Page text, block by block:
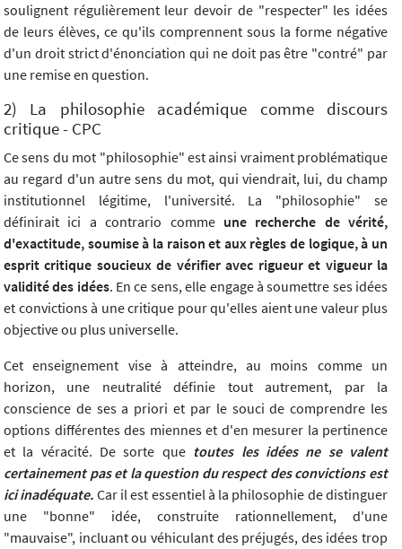
soulignent régulièrement leur devoir de "respecter" les idées
de leurs élèves, ce qu'ils comprennent sous la forme négative
d'un droit strict d'énonciation qui ne doit pas être "contré" par
une remise en question.
2) La philosophie académique comme discours
critique - CPC
Ce sens du mot "philosophie" est ainsi vraiment problématique
au regard d'un autre sens du mot, qui viendrait, lui, du champ
institutionnel légitime, l'université. La "philosophie" se
définirait ici a contrario commeune recherche de vérité,
d'exactitude, soumise à la raison et aux règles de logique, à un
esprit critique soucieux de vérifier avec rigueur et vigueur la
validité des idées. En ce sens, elle engage à soumettre ses idées
et convictions à une critique pour qu'elles aient une valeur plus
objective ou plus universelle.
Cet enseignement vise à atteindre, au moins comme un
horizon, une neutralité définie tout autrement, par la
conscience de ses a priori et par le souci de comprendre les
options différentes des miennes et d'en mesurer la pertinence
et la véracité. De sorte que toutes les idées ne se valent
certainement pas et la question du respect des convictions est
ici inadéquate. Car il est essentiel à la philosophie de distinguer
une "bonne" idée, construite rationnellement, d'une
"mauvaise", incluant ou véhiculant des préjugés, des idées trop